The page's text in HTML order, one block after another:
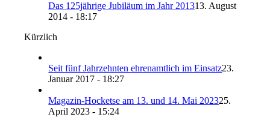
Das 125jährige Jubiläum im Jahr 201313. August
2014 - 18:17
Kürzlich
Seit fünf Jahrzehnten ehrenamtlich im Einsatz23.
Januar 2017 - 18:27
Magazin-Hocketse am 13. und 14. Mai 202325.
April 2023 - 15:24